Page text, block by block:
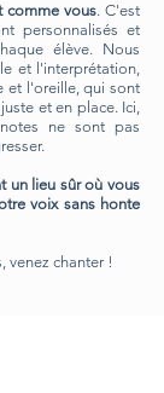
comme vous. C'est
personnalisés et
élève. Nous
et l'interprétation,
et l'oreille, qui sont
et en place. Ici,
ne sont pas
un lieu sûr où vous
voix sans honte
venez chanter !